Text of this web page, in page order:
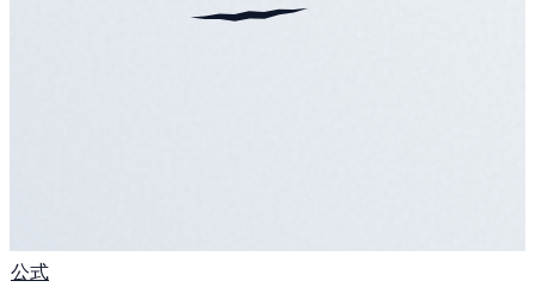
公式